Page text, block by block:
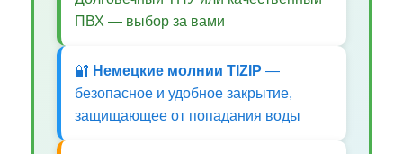
ПВХ — выбор за вами
🔐 Немецкие молнии TIZIP —
безопасное и удобное закрытие,
защищающее от попадания воды